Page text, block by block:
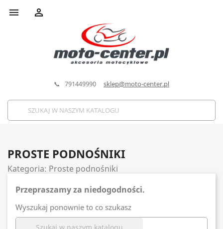
 
📞 791449990 sklep@moto-center.pl
PROSTE PODNOŚNIKI
Kategoria: Proste podnośniki
Przepraszamy za niedogodności.
Wyszukaj ponownie to co szukasz